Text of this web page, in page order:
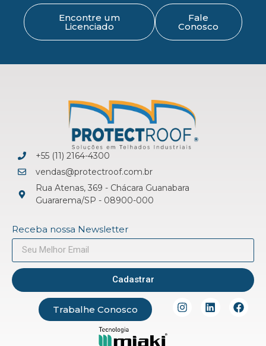
Encontre um
Licenciado
Fale
Conosco
+55 (11) 2164-4300
vendas@protectroof.com.br
Rua Atenas, 369 - Chácara Guanabara
Guararema/SP - 08900-000
Receba nossa Newsletter
Cadastrar
Trabalhe Conosco